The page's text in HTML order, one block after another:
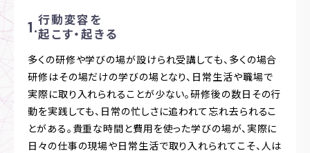
行動変容を
起こす・起きる
多くの研修や学びの場が設けられ受講しても、多くの場合
研修はその場だけの学びの場となり、日常生活や職場で
実際に取り入れられることが少ない。研修後の数日その行
動を実践しても、日常の忙しさに追われて忘れ去られるこ
とがある。貴重な時間と費用を使った学びの場が、実際に
日々の仕事の現場や日常生活で取り入れられてこそ、人は